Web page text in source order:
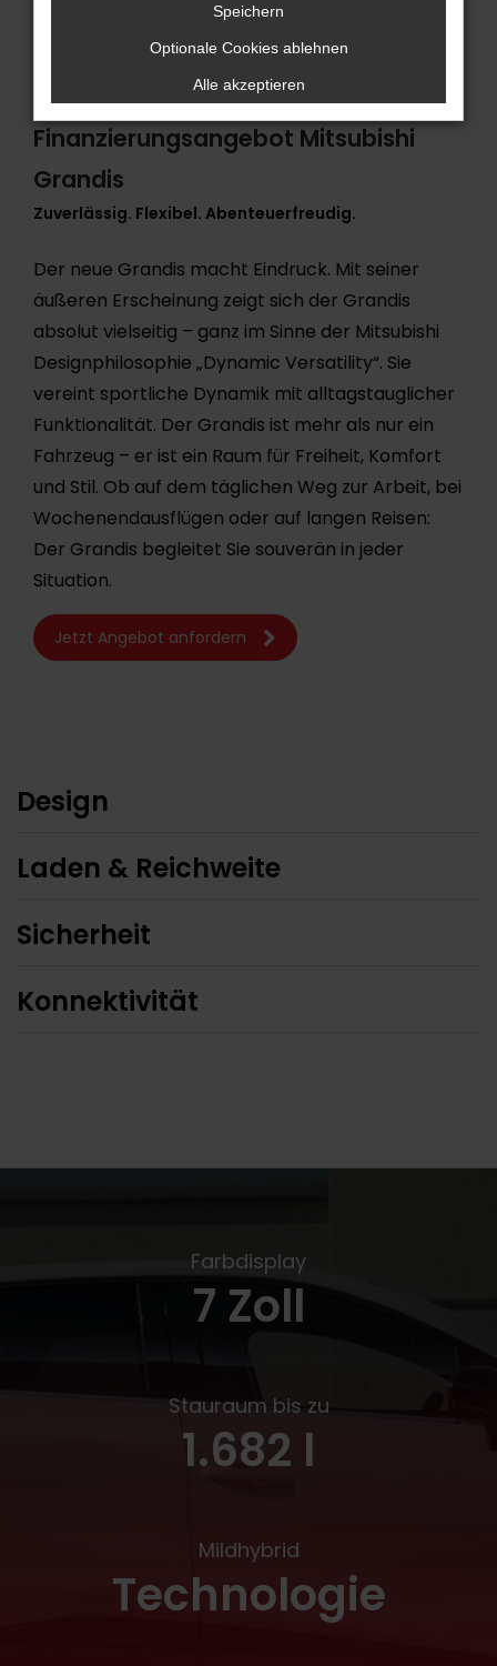
Finanzierungsangebot Mitsubishi
Grandis
Zuverlässig. Flexibel. Abenteuerfreudig.
Der neue Grandis macht Eindruck. Mit seiner
äußeren Erscheinung zeigt sich der Grandis
absolut vielseitig – ganz im Sinne der Mitsubishi
Designphilosophie „Dynamic Versatility“. Sie
vereint sportliche Dynamik mit alltagstauglicher
Funktionalität. Der Grandis ist mehr als nur ein
Fahrzeug – er ist ein Raum für Freiheit, Komfort
und Stil. Ob auf dem täglichen Weg zur Arbeit, bei
Wochenendausflügen oder auf langen Reisen:
Der Grandis begleitet Sie souverän in jeder
Situation.
Jetzt Angebot anfordern
Design
Laden & Reichweite
Sicherheit
Konnektivität
Farbdisplay
7 Zoll
Stauraum bis zu
1.682 l
Mildhybrid
Technologie
Speichern
Optionale Cookies ablehnen
Alle akzeptieren